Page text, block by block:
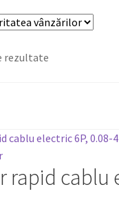
rezultate
rapid cablu